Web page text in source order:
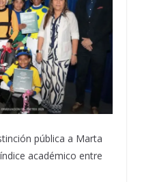
pública a Marta
académico entre